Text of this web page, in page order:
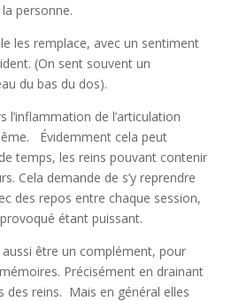
personne.
les remplace, avec un sentiment
(On sent souvent un
du bas du dos).
l’inflammation de l’articulation
Évidemment cela peut
temps, les reins pouvant contenir
Cela demande de s’y reprendre
des repos entre chaque session,
étant puissant.
aussi être un complément, pour
Précisément en drainant
des reins. Mais en général elles